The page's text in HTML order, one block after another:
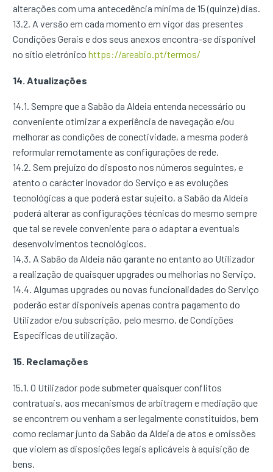
alterações com uma antecedência mínima de 15 (quinze) dias.
13.2. A versão em cada momento em vigor das presentes
Condições Gerais e dos seus anexos encontra-se disponível
no sítio eletrónico https://areabio.pt/termos/
14. Atualizações
14.1. Sempre que a Sabão da Aldeia entenda necessário ou
conveniente otimizar a experiência de navegação e/ou
melhorar as condições de conectividade, a mesma poderá
reformular remotamente as configurações de rede.
14.2. Sem prejuízo do disposto nos números seguintes, e
atento o carácter inovador do Serviço e as evoluções
tecnológicas a que poderá estar sujeito, a Sabão da Aldeia
poderá alterar as configurações técnicas do mesmo sempre
que tal se revele conveniente para o adaptar a eventuais
desenvolvimentos tecnológicos.
14.3. A Sabão da Aldeia não garante no entanto ao Utilizador
a realização de quaisquer upgrades ou melhorias no Serviço.
14.4. Algumas upgrades ou novas funcionalidades do Serviço
poderão estar disponíveis apenas contra pagamento do
Utilizador e/ou subscrição, pelo mesmo, de Condições
Específicas de utilização.
15. Reclamações
15.1. O Utilizador pode submeter quaisquer conflitos
contratuais, aos mecanismos de arbitragem e mediação que
se encontrem ou venham a ser legalmente constituídos, bem
como reclamar junto da Sabão da Aldeia de atos e omissões
que violem as disposições legais aplicáveis à aquisição de
bens.